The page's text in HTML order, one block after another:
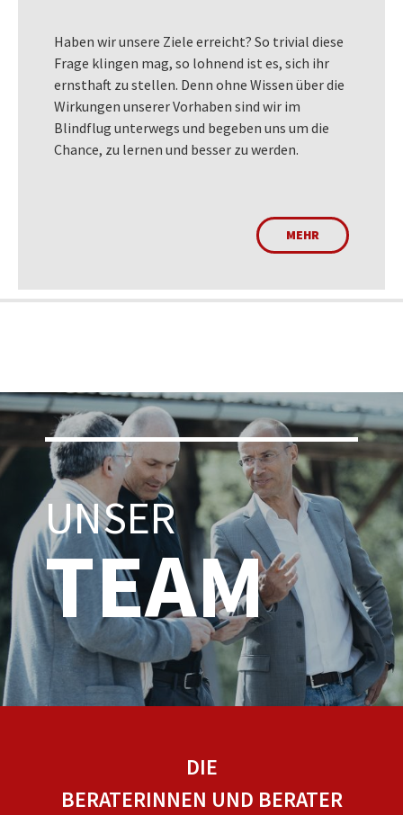
Haben wir unsere Ziele erreicht? So trivial diese
Frage klingen mag, so lohnend ist es, sich ihr
ernsthaft zu stellen. Denn ohne Wissen über die
Wirkungen unserer Vorhaben sind wir im
Blindflug unterwegs und begeben uns um die
Chance, zu lernen und besser zu werden.
MEHR
UNSER
TEAM
DIE
BERATERINNEN UND BERATER